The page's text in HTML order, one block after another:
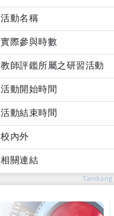
活動名稱
實際參與時數
教師評鑑所屬之研習活動
活動開始時間
活動結束時間
校內外
相關連結